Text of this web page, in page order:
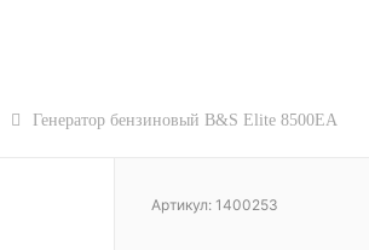
Генератор бензиновый B&S Elite 8500ЕА
Артикул: 1400253